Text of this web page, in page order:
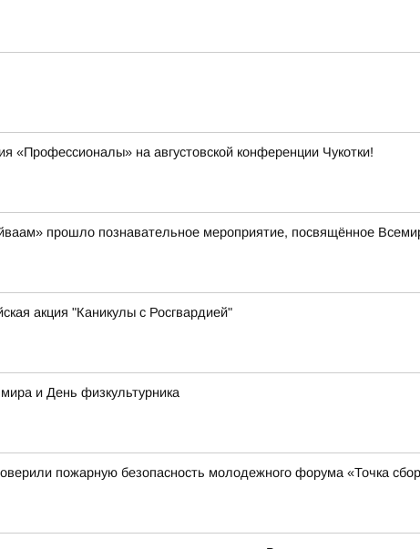
«Профессионалы» на августовской конференции Чукотки!
прошло познавательное мероприятие, посвящённое
акция "Каникулы с Росгвардией"
и День физкультурника
пожарную безопасность молодежного форума «Точка